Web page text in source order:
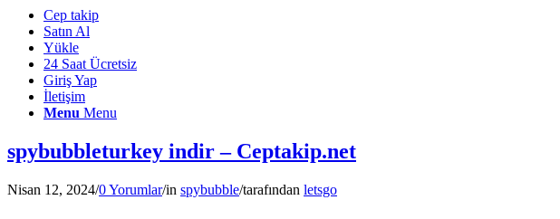
Cep takip
Satın Al
Yükle
24 Saat Ücretsiz
Giriş Yap
İletişim
Menu Menu
spybubbleturkey indir – Ceptakip.net
Nisan 12, 2024/0 Yorumlar/in spybubble/tarafından letsgo